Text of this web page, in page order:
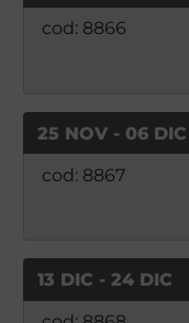
cod: 8866
25 NOV - 06 DIC
cod: 8867
13 DIC - 24 DIC